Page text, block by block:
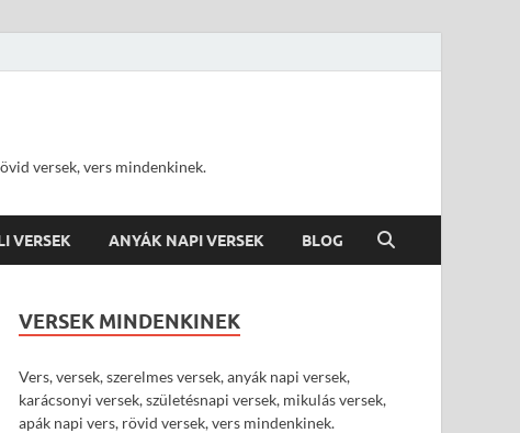
versek, vers mindenkinek.
VERSEK ANYÁK NAPI VERSEK BLOG
VERSEK MINDENKINEK
Vers, versek, szerelmes versek, anyák napi versek,
karácsonyi versek, születésnapi versek, mikulás versek,
apák napi vers, rövid versek, vers mindenkinek.